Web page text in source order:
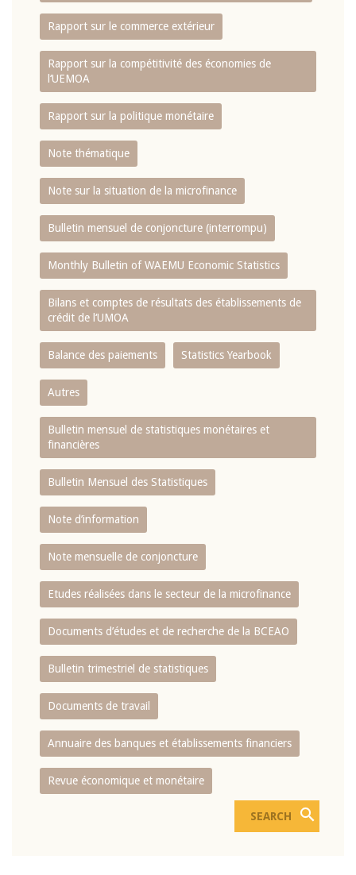
Rapport sur le commerce extérieur
Rapport sur la compétitivité des économies de
l‘UEMOA
Rapport sur la politique monétaire
Note thématique
Note sur la situation de la microfinance
Bulletin mensuel de conjoncture (interrompu)
Monthly Bulletin of WAEMU Economic Statistics
Bilans et comptes de résultats des établissements de
crédit de l‘UMOA
Balance des paiements Statistics Yearbook
Autres
Bulletin mensuel de statistiques monétaires et
financières
Bulletin Mensuel des Statistiques
Note d’information
Note mensuelle de conjoncture
Etudes réalisées dans le secteur de la microfinance
Documents d’études et de recherche de la BCEAO
Bulletin trimestriel de statistiques
Documents de travail
Annuaire des banques et établissements financiers
Revue économique et monétaire